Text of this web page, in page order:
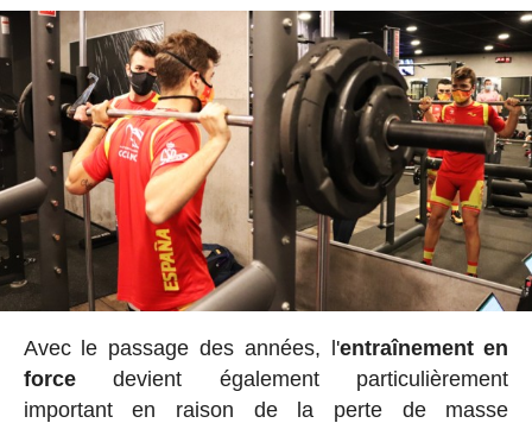
Avec le passage des années, l'entraînement en
forcedevient également particulièrement
important en raison de la perte de masse